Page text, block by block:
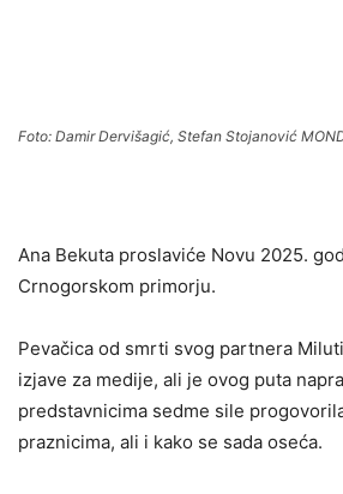
Foto: Damir Dervišagić, Stefan Stojanović
Ana Bekuta proslaviće Novu 2025.
Crnogorskom primorju.
Pevačica od smrti svog partnera
izjave za medije, ali je ovog puta
predstavnicima sedme sile
praznicima, ali i kako se sada oseća.